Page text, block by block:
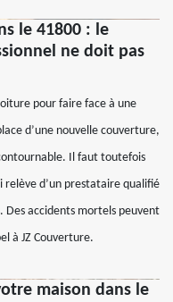
le 41800 : le
ne doit pas
pour faire face à une
d’une nouvelle couverture,
Il faut toutefois
relève d’un prestataire qualifié
Des accidents mortels peuvent
à JZ Couverture.
maison dans le